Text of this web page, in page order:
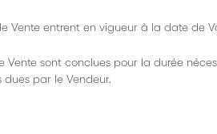
Vente entrent en vigueur à la date de
Vente sont conclues pour la durée
par le Vendeur.